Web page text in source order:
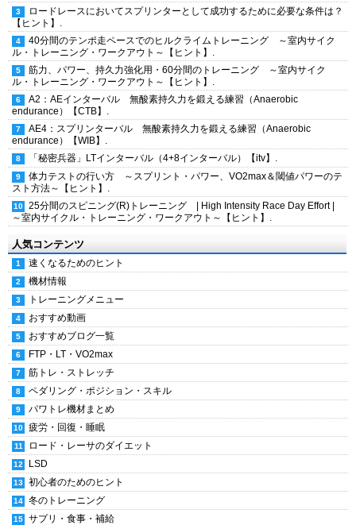
ロードレースにおいてスプリンターとして成功するために必要な条件は？
【ヒント】.
40分間のテンポ走ペースでのヒルクライムトレーニング ～室内サイク
ル・トレーニング・ワークアウト～【ヒント】.
筋力、パワー、持久力強化用・60分間のトレーニング ～室内サイク
ル・トレーニング・ワークアウト～【ヒント】.
A2：AEインターバル 無酸素持久力を鍛える練習（Anaerobic
endurance）【CTB】.
AE4：スプリンターバル 無酸素持久力を鍛える練習（Anaerobic
endurance）【WIB】.
「秘密兵器」LTインターバル（4+8インターバル）【itv】.
体力テストの行い方 ～スプリント・パワー、VO2max＆閾値パワーのテ
スト方法～【ヒント】.
25分間のスピニング(R)トレーニング | High Intensity Race Day Effort |
～室内サイクル・トレーニング・ワークアウト～【ヒント】.
人気コンテンツ
速くなるためのヒント
機材情報
トレーニングメニュー
おすすめ動画
おすすめブログ一覧
FTP・LT・VO2max
筋トレ・ストレッチ
ペダリング・ポジション・スキル
パワトレ機材まとめ
疲労・回復・睡眠
ロード・レーサのダイエット
LSD
初心者のためのヒント
冬のトレーニング
サプリ・食事・補給